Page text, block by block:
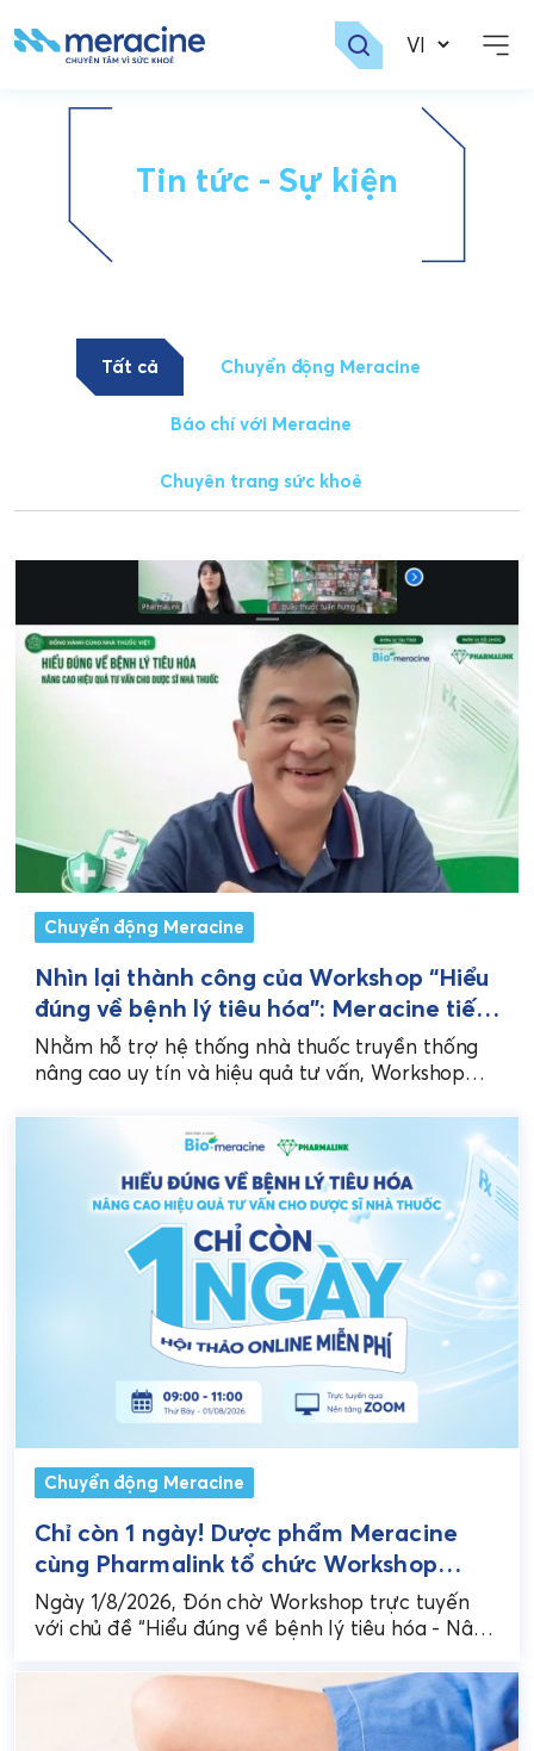
Tin tức - Sự kiện
Tất cả Chuyển động Meracine
Báo chí với Meracine
Chuyên trang sức khoẻ
Chuyển động Meracine
Nhìn lại thành công của Workshop “Hiểu
đúng về bệnh lý tiêu hóa”: Meracine tiếp
tục khẳng định sứ mệnh đồng hành cùng
Nhà thuốc Việt
Nhằm hỗ trợ hệ thống nhà thuốc truyền thống
nâng cao uy tín và hiệu quả tư vấn, Workshop
Chuyển động Meracine
Chỉ còn 1 ngày! Dược phẩm Meracine
cùng Pharmalink tổ chức Workshop
chuyên sâu về bệnh lý tiêu hóa cho Dược
sĩ nhà thuốc
Ngày 1/8/2026, Đón chờ Workshop trực tuyến
với chủ đề “Hiểu đúng về bệnh lý tiêu hóa - Nâng